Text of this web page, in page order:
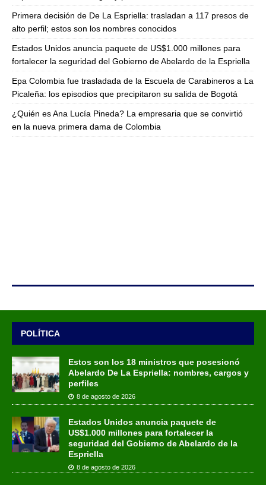
Primera decisión de De La Espriella: trasladan a 117 presos de
alto perfil; estos son los nombres conocidos
Estados Unidos anuncia paquete de US$1.000 millones para
fortalecer la seguridad del Gobierno de Abelardo de la Espriella
Epa Colombia fue trasladada de la Escuela de Carabineros a La
Picaleña: los episodios que precipitaron su salida de Bogotá
¿Quién es Ana Lucía Pineda? La empresaria que se convirtió
en la nueva primera dama de Colombia
POLÍTICA
Estos son los 18 ministros que posesionó
Abelardo De La Espriella: nombres, cargos y
perfiles
8 de agosto de 2026
Estados Unidos anuncia paquete de
US$1.000 millones para fortalecer la
seguridad del Gobierno de Abelardo de la
Espriella
8 de agosto de 2026